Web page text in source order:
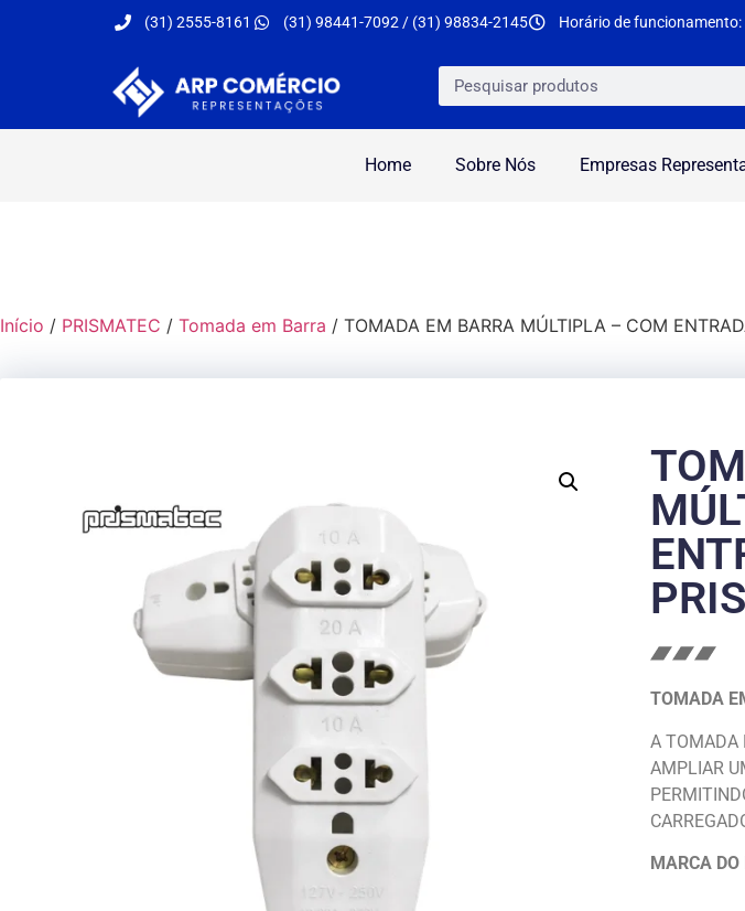
(31) 2555-8161 (31) 98441-7092 / (31) 98834-2145 Horário de
Home Sobre Nós Empresas
Início / PRISMATEC / Tomada em Barra / TOMADA EM BARRA MÚLTIPLA – COM
TOMADA
A TOMADA
AMPLIAR
MARCA